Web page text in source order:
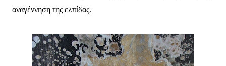
αναγέννηση της ελπίδας.